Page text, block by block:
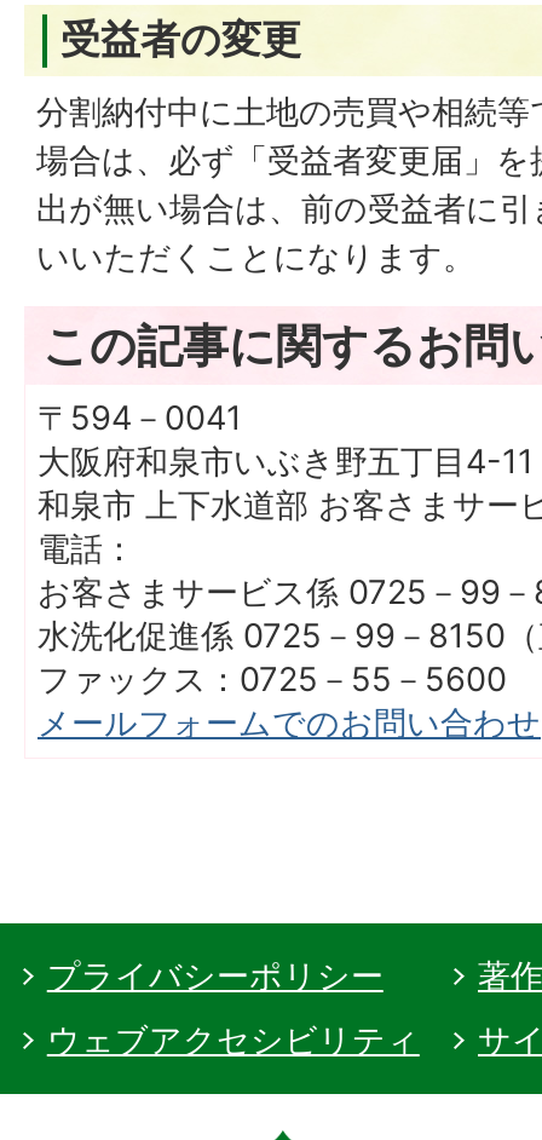
受益者の変更
分割納付中に土地の売買や相続
場合は、必ず「受益者変更届」
出が無い場合は、前の受益者に
いいただくことになります。
この記事に関するお問
〒594－0041
大阪府和泉市いぶき野五丁目4-11
和泉市 上下水道部 お客さまサー
電話：
お客さまサービス係 0725－99
水洗化促進係 0725－99－8150
ファックス：0725－55－5600
メールフォームでのお問い合わせ
プライバシーポリシー
著
ウェブアクセシビリティ
サ